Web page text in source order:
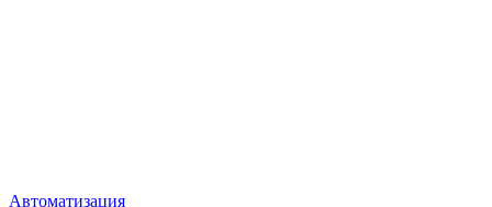
Автоматизация